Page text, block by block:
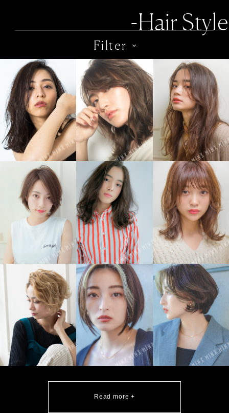
-Hair Style
Filter
Read more +